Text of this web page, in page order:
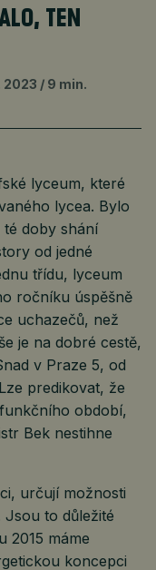
TEN
2023 9 min.
lyceum, které
lycea. Bylo
té doby shání
od jedné
třídu, lyceum
ročníku úspěšně
uchazečů, než
je na dobré cestě,
v Praze 5, od
predikovat, že
období,
Bek nestihne
určují možnosti
Jsou to důležité
2015 máme
koncepci